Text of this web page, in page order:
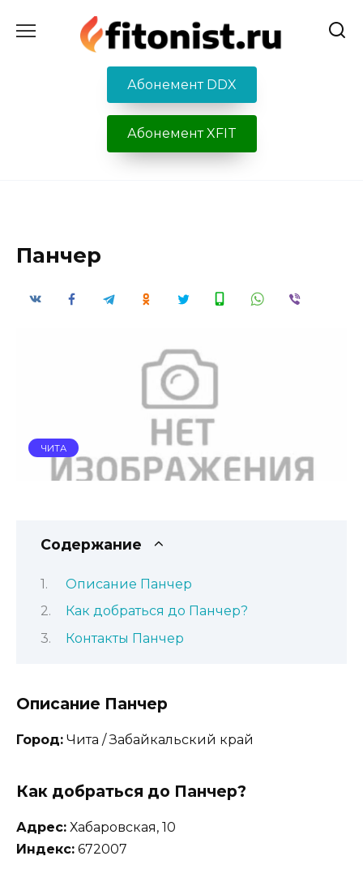
содержанию
Абонемент DDX
Абонемент XFIT
Панчер
ЧИТА
Содержание
Описание Панчер
Как добраться до Панчер?
Контакты Панчер
Описание Панчер
Город: Чита / Забайкальский край
Как добраться до Панчер?
Адрес: Хабаровская, 10
Индекс: 672007